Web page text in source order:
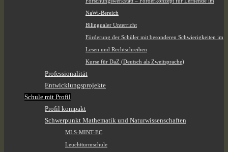
NaWi-Bereich
Bilingualer Unterricht
Förderung der Schüler mit besonderen Schwierigkeiten im
Lesen und Rechtschreiben
Kurse für DaZ (Deutsch als Zweitsprache)
Professionalität
Entwicklungsprojekte
Schule mit Profil
Profil kompakt
Schwerpunkt Mathematik und Naturwissenschaften
MLS-MINT-EC
Leuchtturmschule